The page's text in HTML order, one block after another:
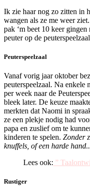
Ik zie haar nog zo zitten in
wangen als ze me weer
pak ‘m beet 10 keer
peuter op de
Peuterspeelzaal
Vanaf vorig jaar oktober
peuterspeelzaal. Na enkele
per week naar de
bleek later. De keuze
merkten dat Naomi in
ze een plekje nodig had
papa en zuslief om te
kinderen te spelen. Zonder
knuffels, of een harde hand..
Lees ook: ”
Rustiger